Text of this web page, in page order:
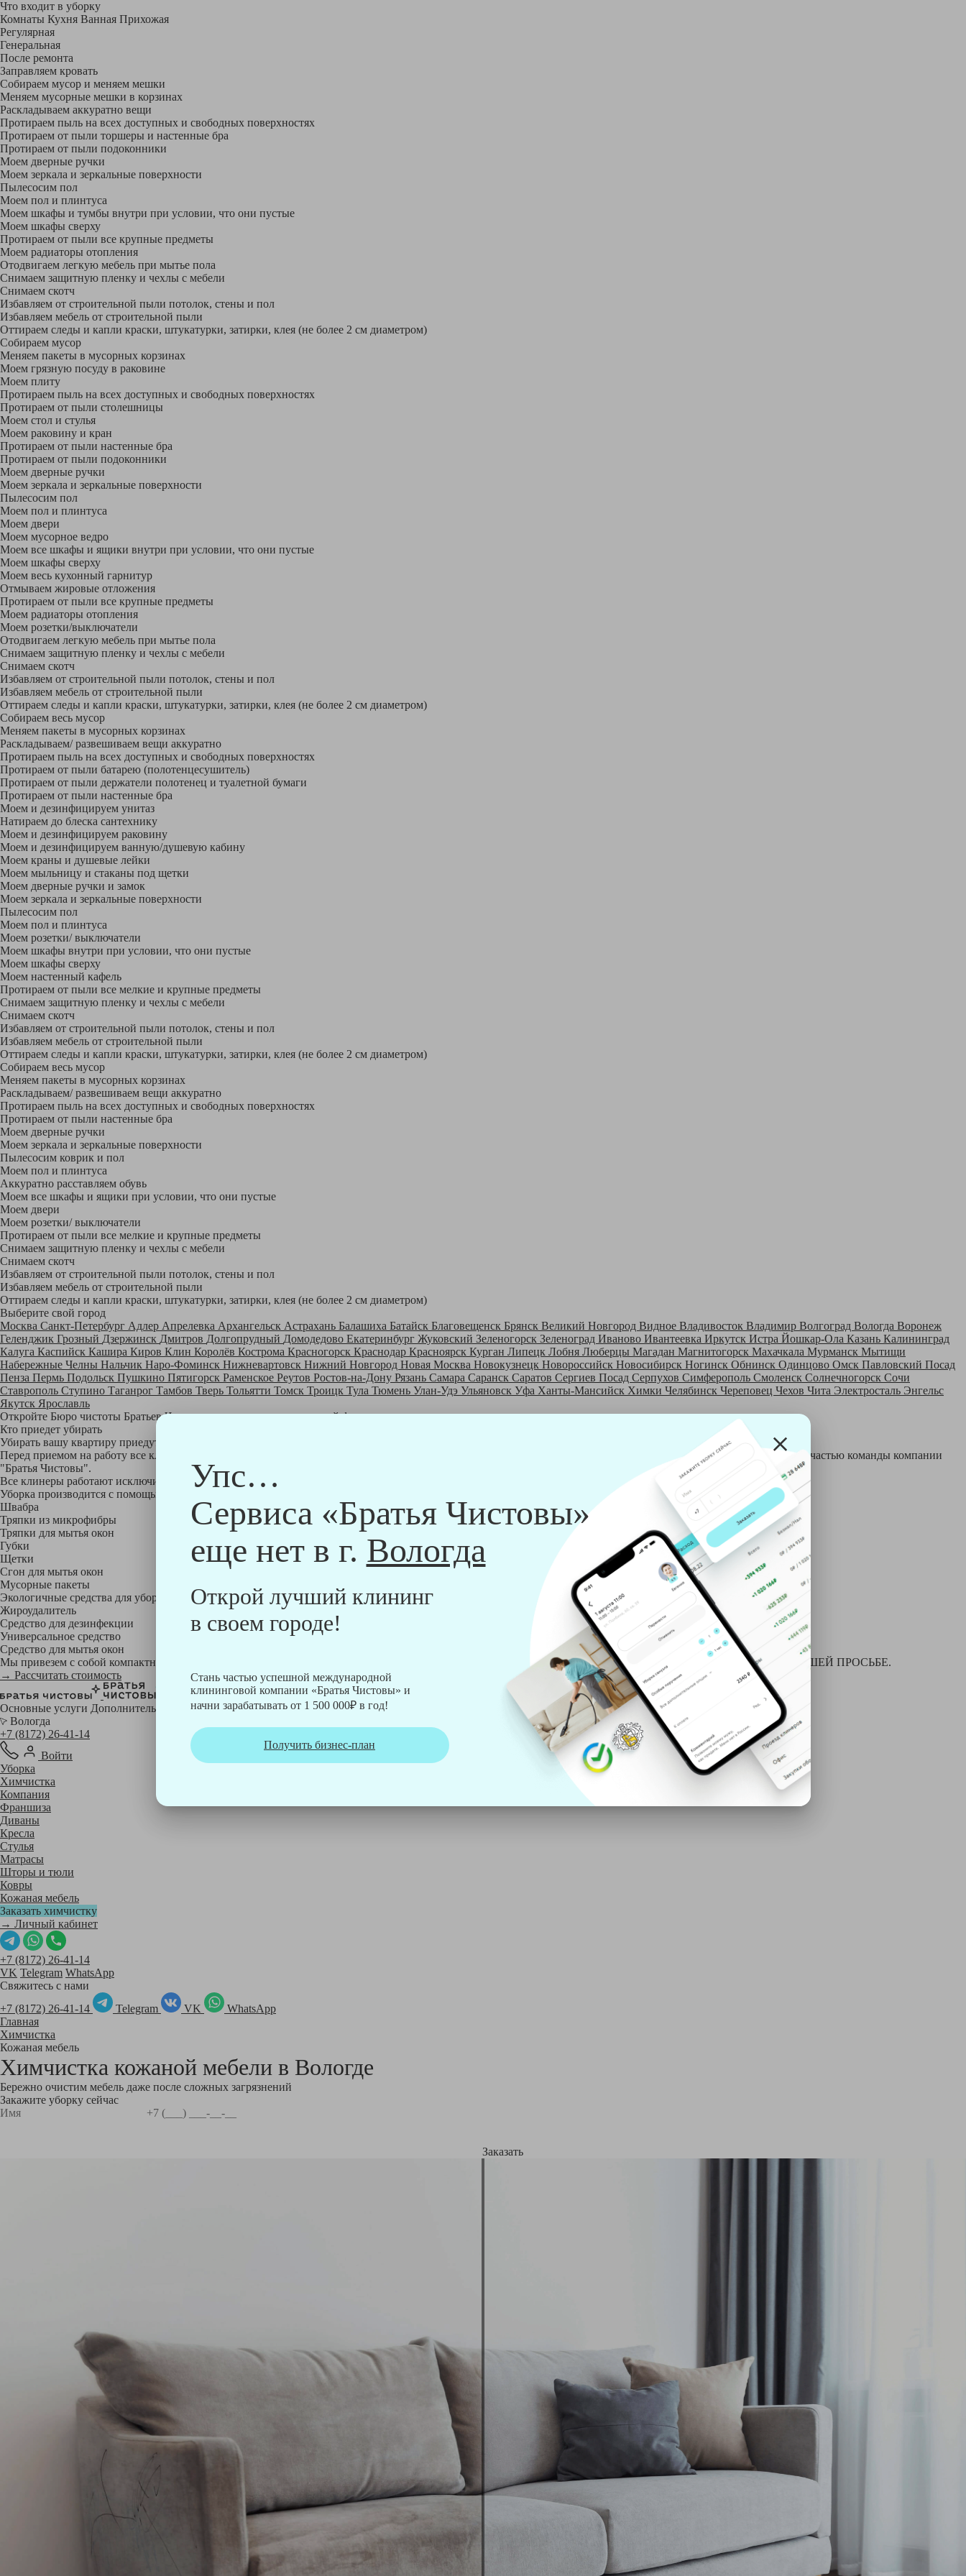
Упс…
Сервиса «Братья Чистовы»
еще нет в г. Вологда
Открой лучший клининг
в своем городе!
Стань частью успешной международной
клининговой компании «Братья Чистовы» и
начни зарабатывать от 1 500 000₽ в год!
Получить бизнес-план
Что входит в уборку
Регу­лярная
Гене­ральная
После ремонта
Заправляем кровать
Собираем мусор и меняем мешки
Меняем мусорные мешки в корзинах
Раскладываем аккуратно вещи
Протираем пыль на всех доступных и свободных поверхностях
Протираем от пыли торшеры и настенные бра
Протираем от пыли подоконники
Моем дверные ручки
Моем зеркала и зеркальные поверхности
Пылесосим пол
Моем пол и плинтуса
Моем шкафы и тумбы внутри при условии, что они пустые
Моем шкафы сверху
Протираем от пыли все крупные предметы
Моем радиаторы отопления
Отодвигаем легкую мебель при мытье пола
Снимаем защитную пленку и чехлы с мебели
Снимаем скотч
Избавляем от строительной пыли потолок, стены и пол
Избавляем мебель от строительной пыли
Оттираем следы и капли краски, штукатурки, затирки, клея (не более 2 см диаметром)
Собираем мусор
Меняем пакеты в мусорных корзинах
Моем грязную посуду в раковине
Моем плиту
Протираем пыль на всех доступных и свободных поверхностях
Протираем от пыли столешницы
Моем стол и стулья
Моем раковину и кран
Протираем от пыли настенные бра
Протираем от пыли подоконники
Моем дверные ручки
Моем зеркала и зеркальные поверхности
Пылесосим пол
Моем пол и плинтуса
Моем двери
Моем мусорное ведро
Моем все шкафы и ящики внутри при условии, что они пустые
Моем шкафы сверху
Моем весь кухонный гарнитур
Отмываем жировые отложения
Протираем от пыли все крупные предметы
Моем радиаторы отопления
Моем розетки/выключатели
Отодвигаем легкую мебель при мытье пола
Снимаем защитную пленку и чехлы с мебели
Снимаем скотч
Избавляем от строительной пыли потолок, стены и пол
Избавляем мебель от строительной пыли
Оттираем следы и капли краски, штукатурки, затирки, клея (не более 2 см диаметром)
Собираем весь мусор
Меняем пакеты в мусорных корзинах
Раскладываем/ развешиваем вещи аккуратно
Протираем пыль на всех доступных и свободных поверхностях
Протираем от пыли батарею (полотенцесушитель)
Протираем от пыли держатели полотенец и туалетной бумаги
Протираем от пыли настенные бра
Моем и дезинфицируем унитаз
Натираем до блеска сантехнику
Моем и дезинфицируем раковину
Моем и дезинфицируем ванную/душевую кабину
Моем краны и душевые лейки
Моем мыльницу и стаканы под щетки
Моем дверные ручки и замок
Моем зеркала и зеркальные поверхности
Пылесосим пол
Моем пол и плинтуса
Моем розетки/ выключатели
Моем шкафы внутри при условии, что они пустые
Моем шкафы сверху
Моем настенный кафель
Протираем от пыли все мелкие и крупные предметы
Снимаем защитную пленку и чехлы с мебели
Снимаем скотч
Избавляем от строительной пыли потолок, стены и пол
Избавляем мебель от строительной пыли
Оттираем следы и капли краски, штукатурки, затирки, клея (не более 2 см диаметром)
Собираем весь мусор
Меняем пакеты в мусорных корзинах
Раскладываем/ развешиваем вещи аккуратно
Протираем пыль на всех доступных и свободных поверхностях
Протираем от пыли настенные бра
Моем дверные ручки
Моем зеркала и зеркальные поверхности
Пылесосим коврик и пол
Моем пол и плинтуса
Аккуратно расставляем обувь
Моем все шкафы и ящики при условии, что они пустые
Моем двери
Моем розетки/ выключатели
Протираем от пыли все мелкие и крупные предметы
Снимаем защитную пленку и чехлы с мебели
Снимаем скотч
Избавляем от строительной пыли потолок, стены и пол
Избавляем мебель от строительной пыли
Оттираем следы и капли краски, штукатурки, затирки, клея (не более 2 см диаметром)
Выберите свой город
Москва Санкт-Петербург Адлер Апрелевка Архангельск Астрахань Балашиха Батайск Благовещенск Брянск Великий Новгород Видное Владивосток Владимир Волгоград Вологда Воронеж
Геленджик Грозный Дзержинск Дмитров Долгопрудный Домодедово Екатеринбург Жуковский Зеленогорск Зеленоград Иваново Ивантеевка Иркутск Истра Йошкар-Ола Казань Калининград
Калуга Каспийск Кашира Киров Клин Королёв Кострома Красногорск Краснодар Красноярск Курган Липецк Лобня Люберцы Магадан Магнитогорск Махачкала Мурманск Мытищи
Набережные Челны Нальчик Наро-Фоминск Нижневартовск Нижний Новгород Новая Москва Новокузнецк Новороссийск Новосибирск Ногинск Обнинск Одинцово Омск Павловский Посад
Пенза Пермь Подольск Пушкино Пятигорск Раменское Реутов Ростов-на-Дону Рязань Самара Саранск Саратов Сергиев Посад Серпухов Симферополь Смоленск Солнечногорск Сочи
Ставрополь Ступино Таганрог Тамбов Тверь Тольятти Томск Троицк Тула Тюмень Улан-Удэ Ульяновск Уфа Ханты-Мансийск Химки Челябинск Череповец Чехов Чита Электросталь Энгельс
Якутск Ярославль
Откройте Бюро чистоты Братьев Чистовых в своем городе понашей франшизе
Кто приедет убирать
Убирать вашу квартиру приедут профессионально обученные клинеры - русские девушки, в возрасте от 24 до 40 лет.
Перед приемом на работу все клинеры проходят аттестацию в нашем обучающем центре, а также проверку в службе безопасности и только после этого становятся частью команды компании
"Братья Чистовы".
Все клинеры работают исключительно в форме с логотипом компании "Братья Чистовы".
Уборка производится с помощью профессиональных технических и химический средств, которые наши клинеры привозят с собой:
Швабра
Тряпки из микрофибры
Тряпки для мытья окон
Губки
Щетки
Сгон для мытья окон
Мусорные пакеты
Экологичные средства для уборки немецкой марки Kiehl:
Жироудалитель
Средство для дезинфекции
Универсальное средство
Средство для мытья окон
Мы привезем с собой компактный профессиональный пылесос фирмы Soteco, а также утюг, ведро, парогенератор, аппарат для химчистки и многое другое ПО ВАШЕЙ ПРОСЬБЕ.
→ Рассчитать стоимость
Основные услуги Дополнительные
Вологда
+7 (8172) 26-41-14
Войти
Уборка
Химчистка
Компания
Франшиза
Диваны
Кресла
Стулья
Матрасы
Шторы и тюли
Ковры
Кожаная мебель
Заказать химчистку
→ Личный кабинет
+7 (8172) 26-41-14
VK Telegram WhatsApp
Свяжитесь с нами
+7 (8172) 26-41-14
Telegram VK
WhatsApp
Главная
Химчистка
Кожаная мебель
Химчистка кожаной мебели в Вологде
Бережно очистим мебель даже после сложных загрязнений
Закажите уборку сейчас
Заказать